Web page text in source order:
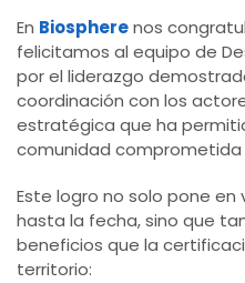
En Biospherenos
felicitamos al equipo de
por el liderazgo
coordinación con los
estratégica que ha
comunidad comprometida
Este logro no solo pone
hasta la fecha, sino que
beneficios que la
territorio: